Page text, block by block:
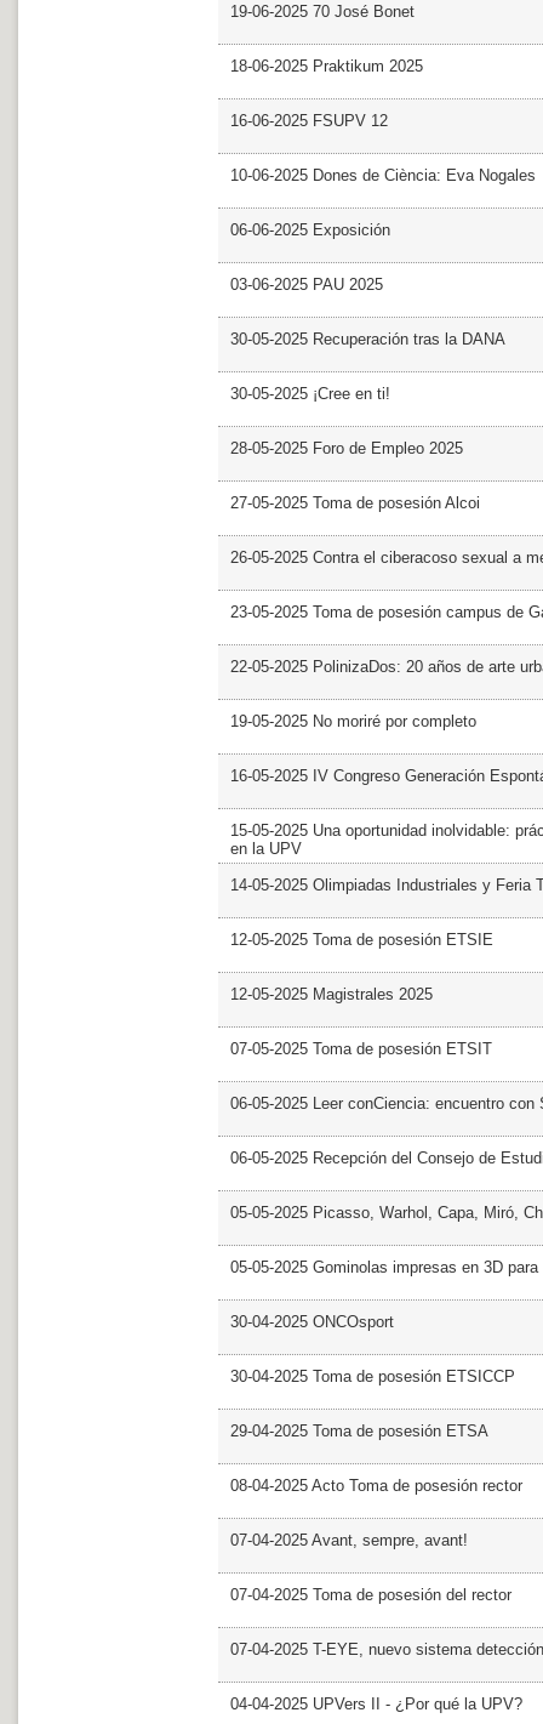
19-06-2025 70 José Bonet
18-06-2025 Praktikum 2025
16-06-2025 FSUPV 12
10-06-2025 Dones de Ciència: Eva Nogales
06-06-2025 Exposición
03-06-2025 PAU 2025
30-05-2025 Recuperación tras la DANA
30-05-2025 ¡Cree en ti!
28-05-2025 Foro de Empleo 2025
27-05-2025 Toma de posesión Alcoi
26-05-2025 Contra el ciberacoso sexual a
23-05-2025 Toma de posesión campus de
22-05-2025 PolinizaDos: 20 años de arte
19-05-2025 No moriré por completo
16-05-2025 IV Congreso Generación
15-05-2025 Una oportunidad inolvidable:
en la UPV
14-05-2025 Olimpiadas Industriales y Feria
12-05-2025 Toma de posesión ETSIE
12-05-2025 Magistrales 2025
07-05-2025 Toma de posesión ETSIT
06-05-2025 Leer conCiencia: encuentro con
06-05-2025 Recepción del Consejo de
05-05-2025 Picasso, Warhol, Capa, Miró,
05-05-2025 Gominolas impresas en 3D
30-04-2025 ONCOsport
30-04-2025 Toma de posesión ETSICCP
29-04-2025 Toma de posesión ETSA
08-04-2025 Acto Toma de posesión rector
07-04-2025 Avant, sempre, avant!
07-04-2025 Toma de posesión del rector
07-04-2025 T-EYE, nuevo sistema
04-04-2025 UPVers II - ¿Por qué la UPV?